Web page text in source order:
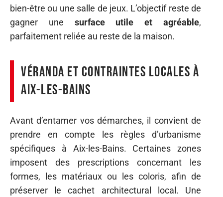
bien-être ou une salle de jeux. L’objectif reste de
gagner une surface utile et agréable,
parfaitement reliée au reste de la maison.
Véranda et contraintes locales à
Aix-les-Bains
Avant d’entamer vos démarches, il convient de
prendre en compte les règles d’urbanisme
spécifiques à Aix-les-Bains. Certaines zones
imposent des prescriptions concernant les
formes, les matériaux ou les coloris, afin de
préserver le cachet architectural local. Une